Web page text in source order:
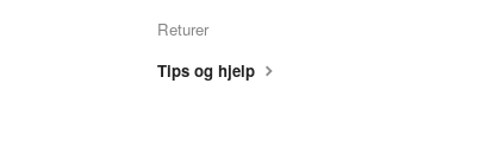
Returer
Tips og hjelp